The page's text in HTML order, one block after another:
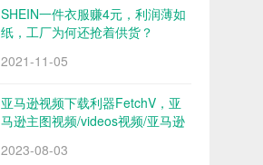
SHEIN一件衣服赚4元，利润薄如
纸，工厂为何还抢着供货？
2021-11-05
亚马逊视频下载利器FetchV，亚
马逊主图视频/videos视频/亚马逊
2023-08-03